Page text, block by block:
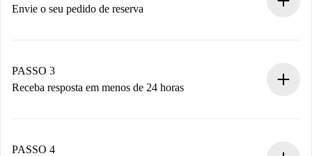
antecipadamente.
Envie o seu pedido de reserva
Não cobramos nada até que o proprietário confirme.
PASSO 3
Receba resposta em menos de 24 horas
proprietário.
PASSO 4